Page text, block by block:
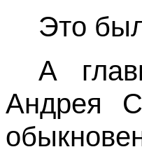
Это
А
Андрея